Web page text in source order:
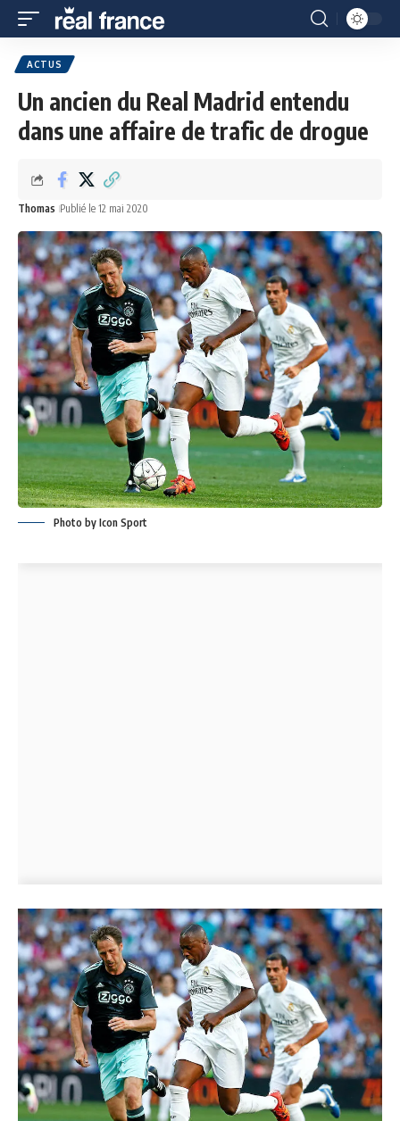
ACTUS
Un ancien du Real Madrid entendu
dans une affaire de trafic de drogue
Thomas Publié le 12 mai 2020
Photo by Icon Sport